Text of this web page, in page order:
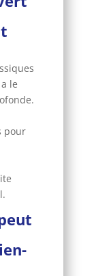
le
pour